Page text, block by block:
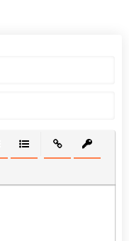
СПИСОК
МАРКИРОВАННЫЙ
ВСТАВИТЬ